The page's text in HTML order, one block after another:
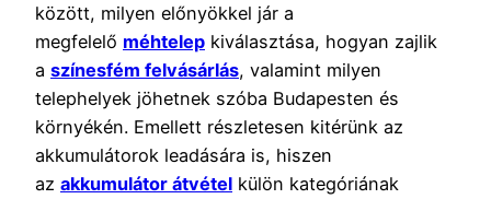
között, milyen előnyökkel jár a
megfelelő méhtelep kiválasztása, hogyan zajlik
a színesfém felvásárlás, valamint milyen
telephelyek jöhetnek szóba Budapesten és
környékén. Emellett részletesen kitérünk az
akkumulátorok leadására is, hiszen
az akkumulátor átvétel külön kategóriának